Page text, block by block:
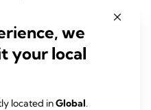
42
we
your local
located inGlobal.